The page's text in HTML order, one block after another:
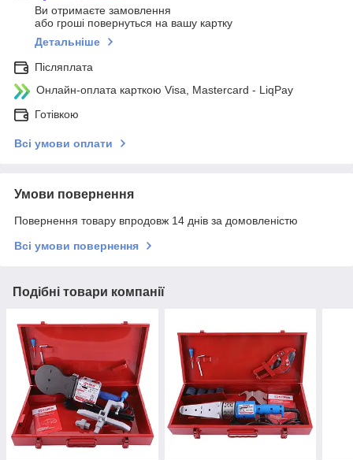
Ви отримаєте замовлення
або гроші повернуться на вашу картку
Детальніше
Післяплата
Онлайн-оплата карткою Visa, Mastercard - LiqPay
Готівкою
Всі умови оплати
Умови повернення
Повернення товару впродовж 14 днів за домовленістю
Всі умови повернення
Подібні товари компанії